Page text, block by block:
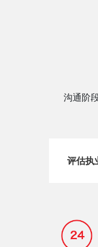
沟通阶
评估执